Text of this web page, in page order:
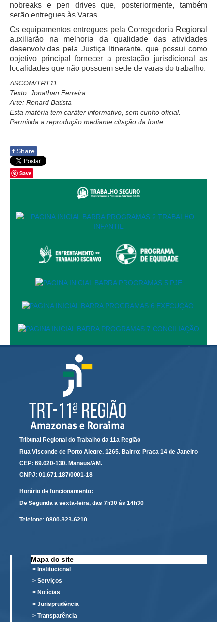
Escola Judicial
Coordenadoria de Saúde
Serviços
Ação Trabalhista (Atermação)
Atermação On-line - Interior de Roraima
Atermação On-line - Interior do Amazonas
Glossário
Consulta de Pautas
Atas de Sessões do Pleno
Audiências e Sessões
Calendário das Sessões da 1ª Turma 2026
Calendário das Sessões da 3ª Turma 2026
Calendário das Sessões do Pleno e Especializadas 2026
Carta de Serviços ao Cidadão
Cartilhas
Calendários
Calendário Geral
Calendário de Eventos
Calendário de Eventos passados
Calendário das Sessões
Calendário das Correições
Calendário de Suspensão
Calendário da Justiça Itinerante
Certidões
Concursos
Leilão Público
Mapa do site
META 9 do CNJ
Pauta Digital
nobreaks e pen drives que, posteriormente, também
serão entregues às Varas.
Os equipamentos entregues pela Corregedoria Regional
auxiliarão na melhoria da qualidade das atividades
desenvolvidas pela Justiça Itinerante, que possui como
objetivo principal fornecer a prestação jurisdicional às
localidades que não possuem sede de varas do trabalho.
ASCOM/TRT11
Texto: Jonathan Ferreira
Arte: Renard Batista
Esta matéria tem caráter informativo, sem cunho oficial.
Permitida a reprodução mediante citação da fonte.
f Share
Save
|
Tribunal Regional do Trabalho da 11a Região
Rua Visconde de Porto Alegre, 1265. Bairro: Praça 14 de Janeiro
CEP: 69.020-130. Manaus/AM.
CNPJ: 01.671.187/0001-18
Horário de funcionamento:
De Segunda a sexta-feira, das 7h30 às 14h30
Telefone: 0800-923-6210
Mapa do site
> Institucional
> Serviços
> Notícias
> Jurisprudência
> Transparência